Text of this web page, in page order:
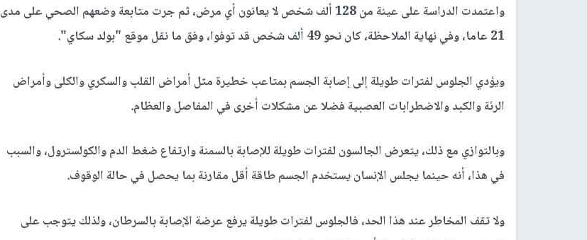
واعتمدت الدراسة على عينة من 128 ألف شخص لا يعانون أي مرض، ثم جرت متابعة وضعهم الصحي على مدى
21 عاما، وفي نهاية الملاحظة، كان نحو 49 ألف شخص قد توفوا، وفق ما نقل موقع "بولد سكاي".
ويؤدي الجلوس لفترات طويلة إلى إصابة الجسم بمتاعب خطيرة مثل أمراض القلب والسكري والكلى وأمراض
الرئة والكبد والاضطرابات العصبية فضلا عن مشكلات أخرى في المفاصل والعظام.
وبالتوازي مع ذلك، يتعرض الجالسون لفترات طويلة للإصابة بالسمنة وارتفاع ضغط الدم والكولسترول، والسبب
في هذا، أنه حينما يجلس الإنسان يستخدم الجسم طاقة أقل مقارنة بما يحصل في حالة الوقوف.
ولا تقف المخاطر عند هذا الحد، فالجلوس لفترات طويلة يرفع عرضة الإصابة بالسرطان، ولذلك يتوجب على